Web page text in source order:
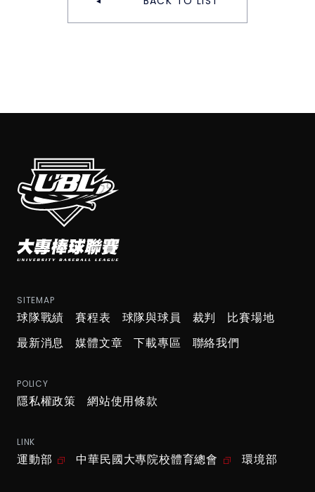
SITEMAP
球隊戰績 賽程表 球隊與球員 裁判
比賽場地
最新消息
媒體文章 下載專區 聯絡我們
POLICY
隱私權政策 網站使用條款
LINK
運動部 中華民國大專院校體育總會 環境部